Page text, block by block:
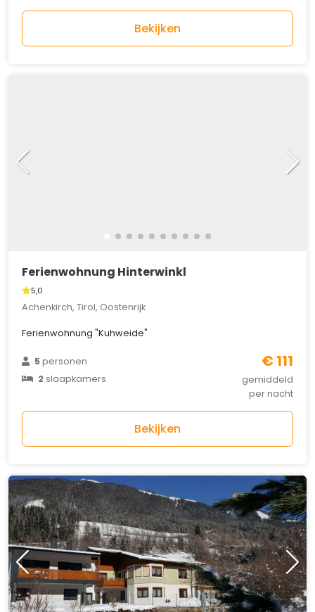
Bekijken
Ferienwohnung Hinterwinkl
5,0
Achenkirch, Tirol, Oostenrijk
Ferienwohnung "Kuhweide"
5personen
2slaapkamers
€ 111
gemiddeld
per nacht
Bekijken